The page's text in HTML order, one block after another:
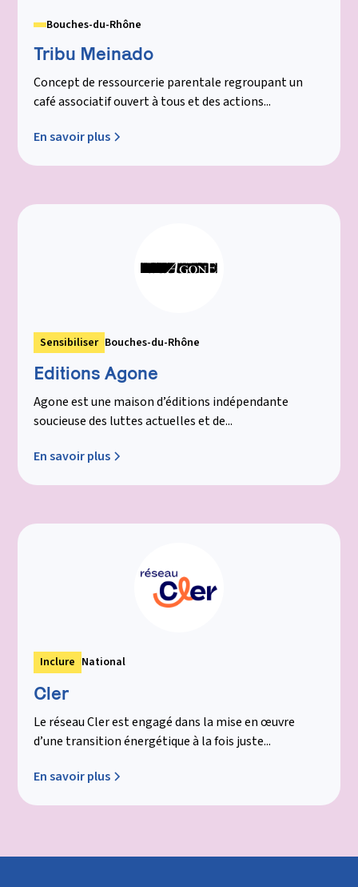
Bouches-du-Rhône
Tribu Meinado
Concept de ressourcerie parentale regroupant un
café associatif ouvert à tous et des actions...
En savoir plus
Sensibiliser Bouches-du-Rhône
Editions Agone
Agone est une maison d’éditions indépendante
soucieuse des luttes actuelles et de...
En savoir plus
Inclure National
Cler
Le réseau Cler est engagé dans la mise en œuvre
d’une transition énergétique à la fois juste...
En savoir plus